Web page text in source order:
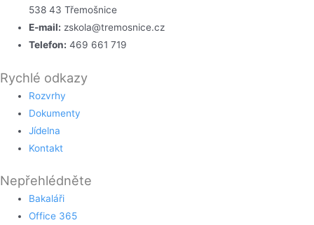
538 43 Třemošnice
E-mail: zskola@tremosnice.cz
Telefon: 469 661 719
Rychlé odkazy
Rozvrhy
Dokumenty
Jídelna
Kontakt
Nepřehlédněte
Bakaláři
Office 365